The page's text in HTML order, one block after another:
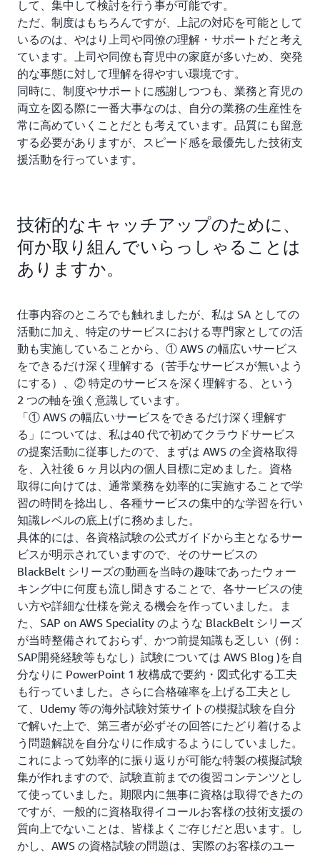
して、集中して検討を行う事が可能です。
ただ、制度はもちろんですが、上記の対応を可能として
いるのは、やはり上司や同僚の理解・サポートだと考え
ています。上司や同僚も育児中の家庭が多いため、突発
的な事態に対して理解を得やすい環境です。
同時に、制度やサポートに感謝しつつも、業務と育児の
両立を図る際に一番大事なのは、自分の業務の生産性を
常に高めていくことだとも考えています。品質にも留意
する必要がありますが、スピード感を最優先した技術支
援活動を行っています。
技術的なキャッチアップのために、
何か取り組んでいらっしゃることは
ありますか。
仕事内容のところでも触れましたが、私は SA としての
活動に加え、特定のサービスにおける専門家としての活
動も実施していることから、① AWS の幅広いサービス
をできるだけ深く理解する（苦手なサービスが無いよう
にする）、② 特定のサービスを深く理解する、という
2 つの軸を強く意識しています。
「① AWS の幅広いサービスをできるだけ深く理解す
る」については、私は40 代で初めてクラウドサービス
の提案活動に従事したので、まずは AWS の全資格取得
を、入社後 6 ヶ月以内の個人目標に定めました。資格
取得に向けては、通常業務を効率的に実施することで学
習の時間を捻出し、各種サービスの集中的な学習を行い
知識レベルの底上げに務めました。
具体的には、各資格試験の公式ガイドから主となるサー
ビスが明示されていますので、そのサービスの
BlackBelt シリーズの動画を当時の趣味であったウォー
キング中に何度も流し聞きすることで、各サービスの使
い方や詳細な仕様を覚える機会を作っていました。ま
た、SAP on AWS Speciality のような BlackBelt シリーズ
が当時整備されておらず、かつ前提知識も乏しい（例：
SAP開発経験等もなし）試験については AWS Blog )を自
分なりに PowerPoint 1 枚構成で要約・図式化する工夫
も行っていました。さらに合格確率を上げる工夫とし
て、Udemy 等の海外試験対策サイトの模擬試験を自分
で解いた上で、第三者が必ずその回答にたどり着けるよ
う問題解説を自分なりに作成するようにしていました。
これによって効率的に振り返りが可能な特製の模擬試験
集が作れますので、試験直前までの復習コンテンツとし
て使っていました。期限内に無事に資格は取得できたの
ですが、一般的に資格取得イコールお客様の技術支援の
質向上でないことは、皆様よくご存じだと思います。し
かし、AWS の資格試験の問題は、実際のお客様のユー